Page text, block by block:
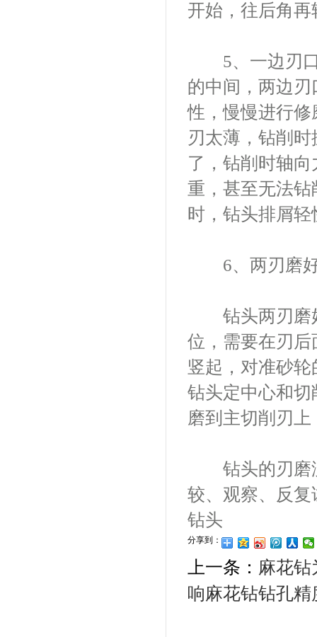
开始，往后角
5、一边刃口
的中间，两边
性，慢慢进行修
刃太薄，钻削
了，钻削时轴
重，甚至无法
时，钻头排屑
6、两刃磨好
钻头两刃磨好
位，需要在刃
竖起，对准砂
钻头定中心和
磨到主切削刃
钻头的刃磨没
较、观察、反
钻头
分享到：
上一条： 麻花
响麻花钻钻孔